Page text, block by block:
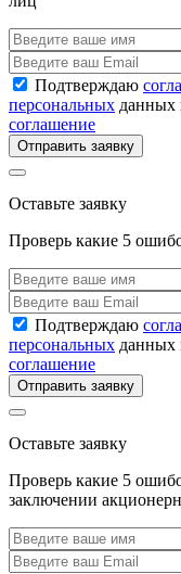
Подтверждаю
персональных
соглашение
Отправить заявку
Оставьте заявку
Проверь какие 5
Подтверждаю
персональных
соглашение
Отправить заявку
Оставьте заявку
Проверь какие 5
заключении